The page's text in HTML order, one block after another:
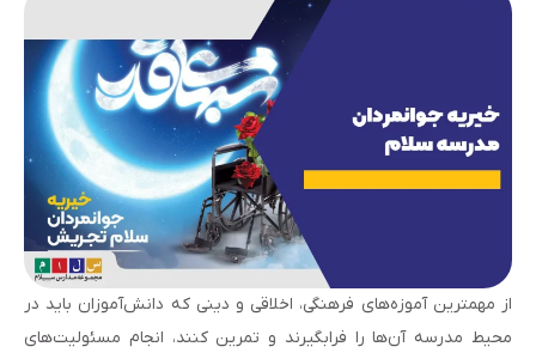
از مهمترین آموزه‌های فرهنگی، اخلاقی و دینی که دانش‌آموزان باید در
محیط مدرسه آن‌ها را فرابگیرند و تمرین کنند، انجام مسئولیت‌های